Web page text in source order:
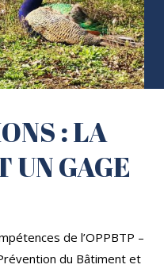
: LA
UN GAGE
de l’OPPBTP –
du Bâtiment et